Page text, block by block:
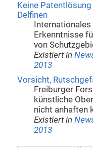
Keine
Delfinen
Erkenntnisse
von
Existiert in
2013
Vorsicht,
Freiburger
künstliche
nicht anhaften
Existiert in
2013